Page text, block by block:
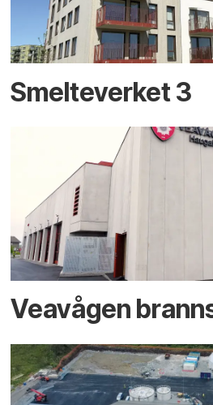
Smelteverket 3
Veavågen